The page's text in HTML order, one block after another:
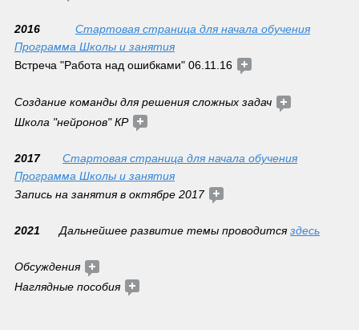
2016 Стартовая страница для начала обучения
Программа Школы и занятия
Встреча "Работа над ошибками" 06.11.16
Создание команды для решения сложных задач
Школа "нейронов" КР
2017 Стартовая страница для начала обучения
Программа Школы и занятия
Запись на занятия в октябре 2017
2021 Дальнейшее развитие темы проводится здесь
Обсуждения
Наглядные пособия